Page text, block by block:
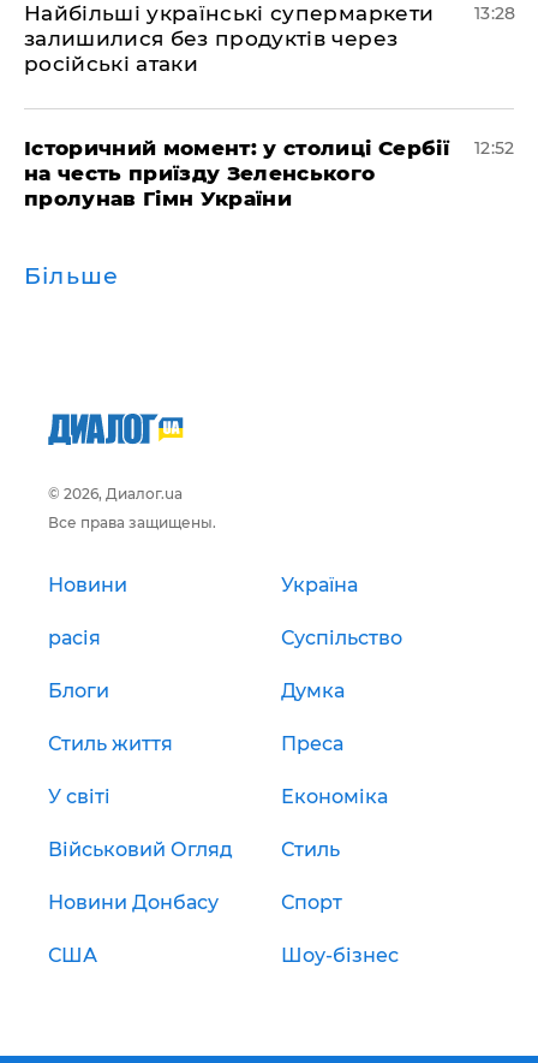
Найбільші українські супермаркети
залишилися без продуктів через
російські атаки
13:28
Історичний момент: у столиці Сербії
на честь приїзду Зеленського
пролунав Гімн України
12:52
Більше
© 2026, Диалог.ua
Все права защищены.
Новини Україна
расія Суспільство
Блоги Думка
Стиль життя Преса
У світі Економіка
Військовий Огляд Стиль
Новини Донбасу Спорт
США Шоу-бізнес